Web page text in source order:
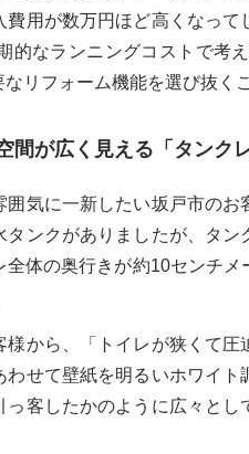
用が数万円ほど高くなっ
的なランニングコストで考
リフォーム機能を選び抜く
間が広く見える「タンク
囲気に一新したい坂戸市の
ンクがありましたが、タ
体の奥行きが約10センチ
から、「トイレが狭くて
せて壁紙を明るいホワイ
客したかのように広々と